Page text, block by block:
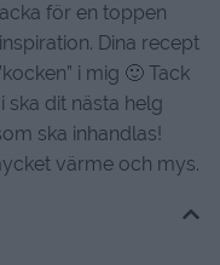
för en toppen
Dina recept
i mig 🙂 Tack
dit nästa helg
ska inhandlas!
värme och mys.